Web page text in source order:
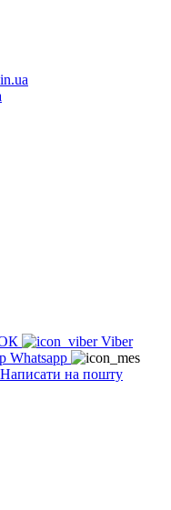
Viber
Whatsapp
Написати на пошту